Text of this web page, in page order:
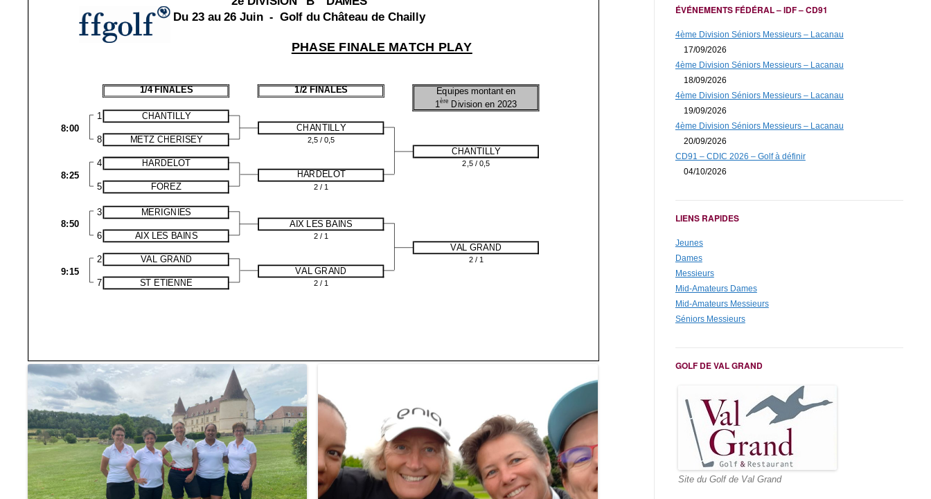
ÉVÉNEMENTS FÉDÉRAL – IDF – CD91
4ème Division Séniors Messieurs – Lacanau
17/09/2026
4ème Division Séniors Messieurs – Lacanau
18/09/2026
4ème Division Séniors Messieurs – Lacanau
19/09/2026
4ème Division Séniors Messieurs – Lacanau
20/09/2026
CD91 – CDIC 2026 – Golf à définir
04/10/2026
LIENS RAPIDES
Jeunes
Dames
Messieurs
Mid-Amateurs Dames
Mid-Amateurs Messieurs
Séniors Messieurs
GOLF DE VAL GRAND
Site du Golf de Val Grand